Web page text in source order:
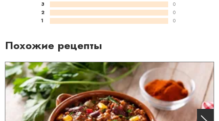
3
0
2
0
1
0
Похожие рецепты